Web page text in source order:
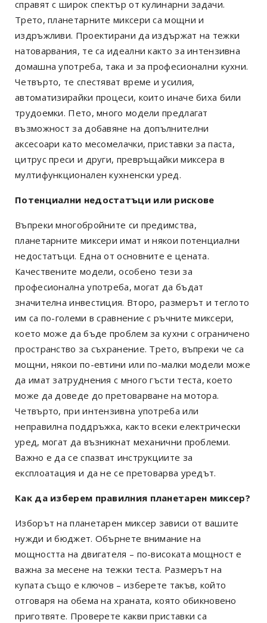
справят с широк спектър от кулинарни задачи.
Трето, планетарните миксери са мощни и
издръжливи. Проектирани да издържат на тежки
натоварвания, те са идеални както за интензивна
домашна употреба, така и за професионални кухни.
Четвърто, те спестяват време и усилия,
автоматизирайки процеси, които иначе биха били
трудоемки. Пето, много модели предлагат
възможност за добавяне на допълнителни
аксесоари като месомелачки, приставки за паста,
цитрус преси и други, превръщайки миксера в
мултифункционален кухненски уред.
Потенциални недостатъци или рискове
Въпреки многобройните си предимства,
планетарните миксери имат и някои потенциални
недостатъци. Една от основните е цената.
Качествените модели, особено тези за
професионална употреба, могат да бъдат
значителна инвестиция. Второ, размерът и теглото
им са по-големи в сравнение с ръчните миксери,
което може да бъде проблем за кухни с ограничено
пространство за съхранение. Трето, въпреки че са
мощни, някои по-евтини или по-малки модели може
да имат затруднения с много гъсти теста, което
може да доведе до претоварване на мотора.
Четвърто, при интензивна употреба или
неправилна поддръжка, както всеки електрически
уред, могат да възникнат механични проблеми.
Важно е да се спазват инструкциите за
експлоатация и да не се претоварва уредът.
Как да изберем правилния планетарен миксер?
Изборът на планетарен миксер зависи от вашите
нужди и бюджет. Обърнете внимание на
мощността на двигателя – по-високата мощност е
важна за месене на тежки теста. Размерът на
купата също е ключов – изберете такъв, който
отговаря на обема на храната, която обикновено
приготвяте. Проверете какви приставки са